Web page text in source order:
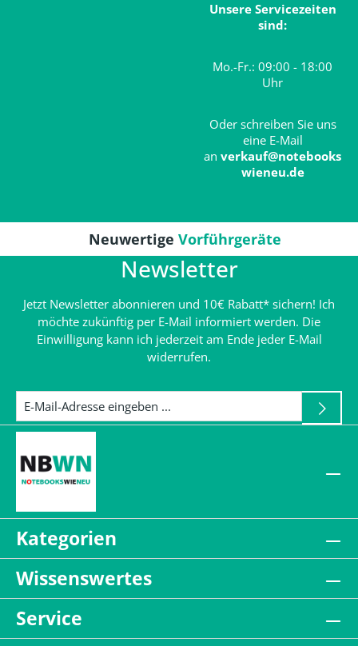
Unsere Servicezeiten
sind:
Mo.-Fr.: 09:00 - 18:00
Uhr
Oder schreiben Sie uns
eine E-Mail
an verkauf@notebooks
wieneu.de
Neuwertige Vorführgeräte
Newsletter
Jetzt Newsletter abonnieren und 10€ Rabatt* sichern! Ich
möchte zukünftig per E-Mail informiert werden. Die
Einwilligung kann ich jederzeit am Ende jeder E-Mail
widerrufen.
Kategorien
Wissenswertes
Service